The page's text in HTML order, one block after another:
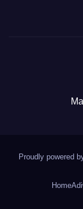
Proudly powered
Home